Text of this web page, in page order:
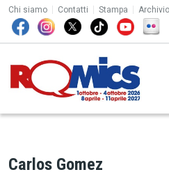
Salta al contenuto principale
TOP MENU
Chi siamo Contatti Stampa Archivio
Carlos Gomez